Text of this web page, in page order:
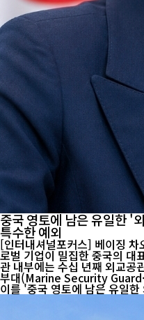
중국 영토에 남은 유일한 '
특수한 예외
[인터내셔널포커스] 베이징 차
로벌 기업이 밀집한 중국의 대
관 내부에는 수십 년째 외교공
부대(Marine Security
이를 '중국 영토에 남은 유일
는 미국 해병대 소속 경비요원